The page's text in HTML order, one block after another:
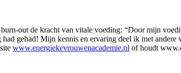
out de kracht van vitale voeding: “Door mijn
gehad! Mijn kennis en ervaring deel ik met
www.energiekevrouwenacademie.nl of houdt